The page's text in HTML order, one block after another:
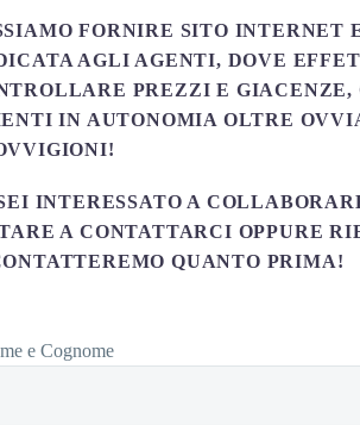
FORNIRE SITO INTERNET
AGLI AGENTI, DOVE
PREZZI E GIACENZE,
IN AUTONOMIA OLTRE
INTERESSATO A
A CONTATTARCI OPPURE
QUANTO PRIMA!
e Cognome